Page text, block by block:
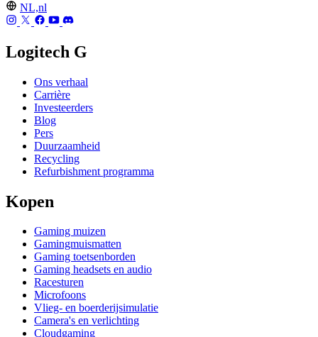
NL,nl
Logitech G
Ons verhaal
Carrière
Investeerders
Blog
Pers
Duurzaamheid
Recycling
Refurbishment programma
Kopen
Gaming muizen
Gamingmuismatten
Gaming toetsenborden
Gaming headsets en audio
Racesturen
Microfoons
Vlieg- en boerderijsimulatie
Camera's en verlichting
Cloudgaming